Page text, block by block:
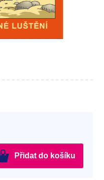
Přidat do košíku